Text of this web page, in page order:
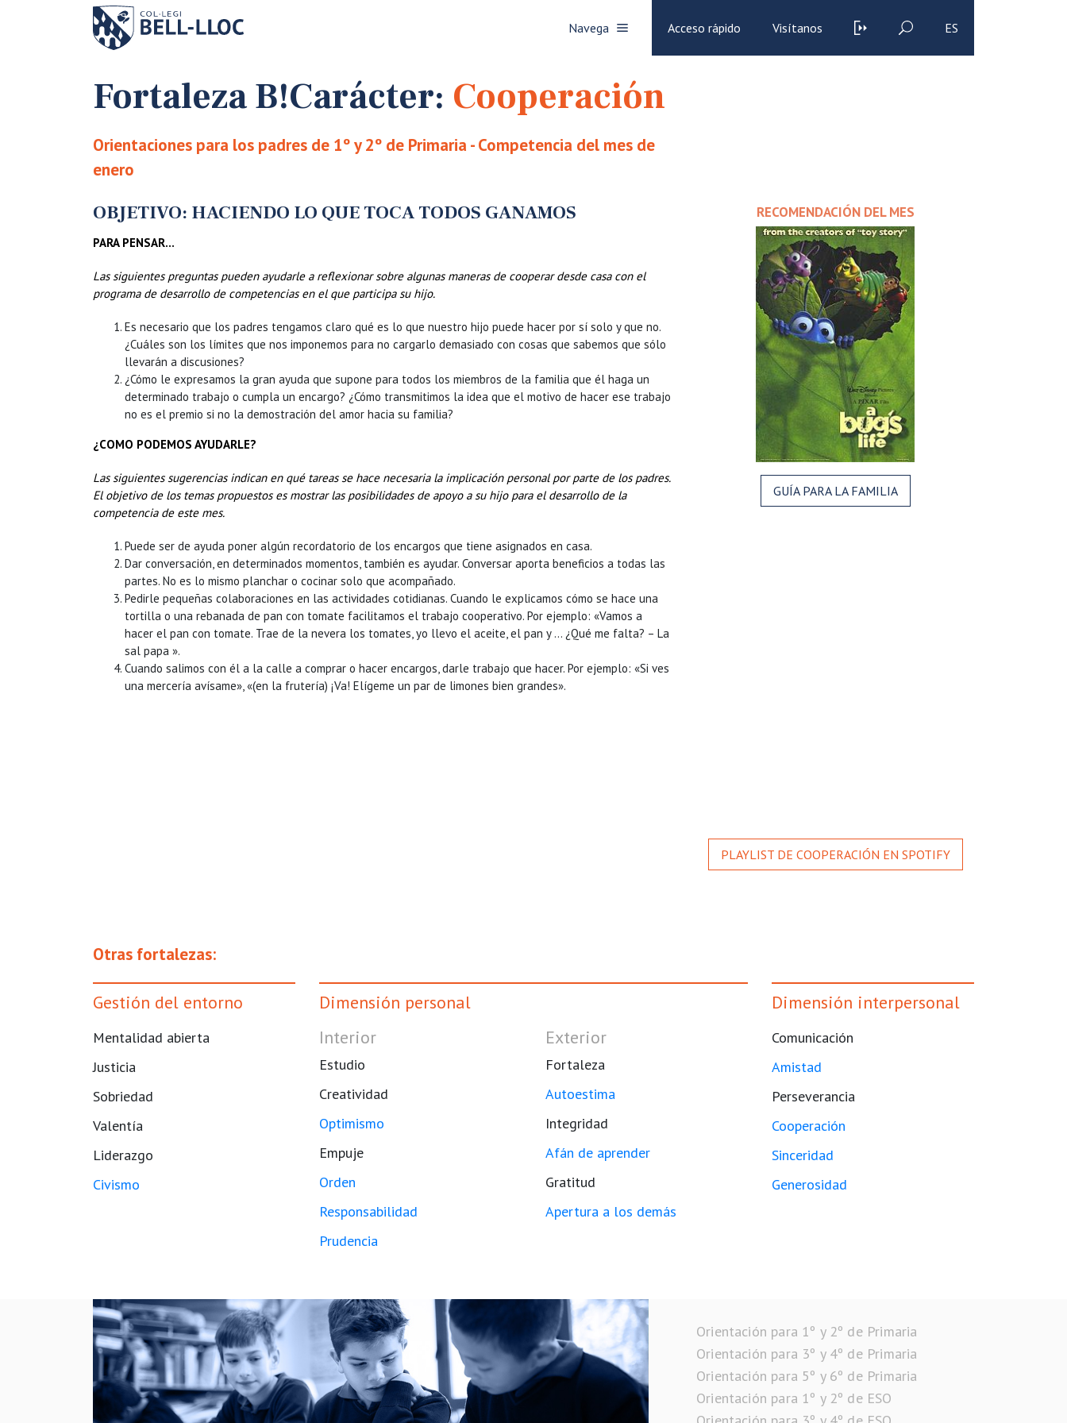
Navega Acceso rápido Visítanos ES
Fortaleza B!Carácter: Cooperación
Orientaciones para los padres de 1º y 2º de Primaria - Competencia del mes de
enero
OBJETIVO: HACIENDO LO QUE TOCA TODOS GANAMOS
PARA PENSAR…
Las siguientes preguntas pueden ayudarle a reflexionar sobre algunas maneras de cooperar desde casa con el
programa de desarrollo de competencias en el que participa su hijo.
Es necesario que los padres tengamos claro qué es lo que nuestro hijo puede hacer por sí solo y que no.
¿Cuáles son los límites que nos imponemos para no cargarlo demasiado con cosas que sabemos que sólo
llevarán a discusiones?
¿Cómo le expresamos la gran ayuda que supone para todos los miembros de la familia que él haga un
determinado trabajo o cumpla un encargo? ¿Cómo transmitimos la idea que el motivo de hacer ese trabajo
no es el premio si no la demostración del amor hacia su familia?
¿COMO PODEMOS AYUDARLE?
Las siguientes sugerencias indican en qué tareas se hace necesaria la implicación personal por parte de los padres.
El objetivo de los temas propuestos es mostrar las posibilidades de apoyo a su hijo para el desarrollo de la
competencia de este mes.
Puede ser de ayuda poner algún recordatorio de los encargos que tiene asignados en casa.
Dar conversación, en determinados momentos, también es ayudar. Conversar aporta beneficios a todas las
partes. No es lo mismo planchar o cocinar solo que acompañado.
Pedirle pequeñas colaboraciones en las actividades cotidianas. Cuando le explicamos cómo se hace una
tortilla o una rebanada de pan con tomate facilitamos el trabajo cooperativo. Por ejemplo: «Vamos a
hacer el pan con tomate. Trae de la nevera los tomates, yo llevo el aceite, el pan y … ¿Qué me falta? – La
sal papa ».
Cuando salimos con él a la calle a comprar o hacer encargos, darle trabajo que hacer. Por ejemplo: «Si ves
una mercería avísame», «(en la frutería) ¡Va! Elígeme un par de limones bien grandes».
RECOMENDACIÓN DEL MES
GUÍA PARA LA FAMILIA
PLAYLIST DE COOPERACIÓN EN SPOTIFY
Otras fortalezas:
Gestión del entorno
Mentalidad abierta
Justicia
Sobriedad
Valentía
Liderazgo
Civismo
Dimensión personal
Interior
Estudio
Creatividad
Optimismo
Empuje
Orden
Responsabilidad
Prudencia
Exterior
Fortaleza
Autoestima
Integridad
Afán de aprender
Gratitud
Apertura a los demás
Dimensión interpersonal
Comunicación
Amistad
Perseverancia
Cooperación
Sinceridad
Generosidad
Orientación para 1º y 2º de Primaria
Orientación para 3º y 4º de Primaria
Orientación para 5º y 6º de Primaria
Orientación para 1º y 2º de ESO